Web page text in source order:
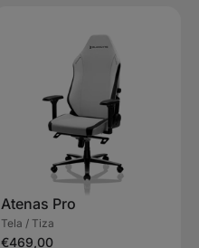
Atenas Pro
Tela / Tiza
€469,00